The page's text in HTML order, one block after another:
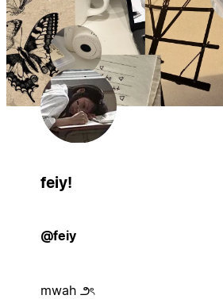
feiy!
@feiy
mwah ౨ৎ